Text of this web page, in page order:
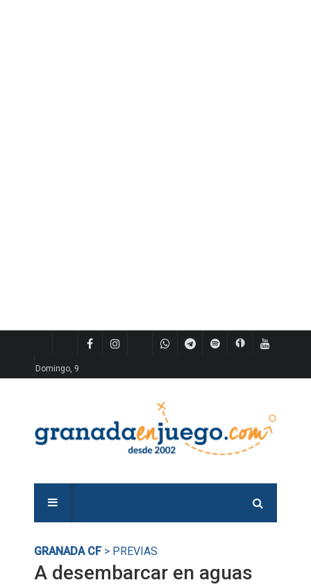
Domingo, 9
GRANADA CF> PREVIAS
A desembarcar en aguas